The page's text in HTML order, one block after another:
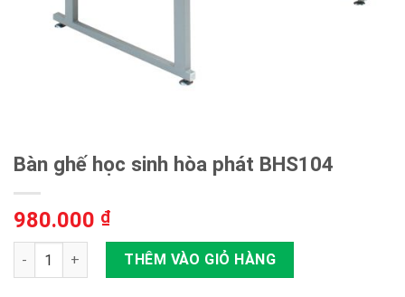
Bàn ghế học sinh hòa phát BHS104
980.000 ₫
Bàn ghế học sinh hòa phát BHS104 số lượng
THÊM VÀO GIỎ HÀNG